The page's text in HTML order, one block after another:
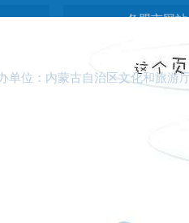
各盟市网站
单位：内蒙古自治区文化和旅